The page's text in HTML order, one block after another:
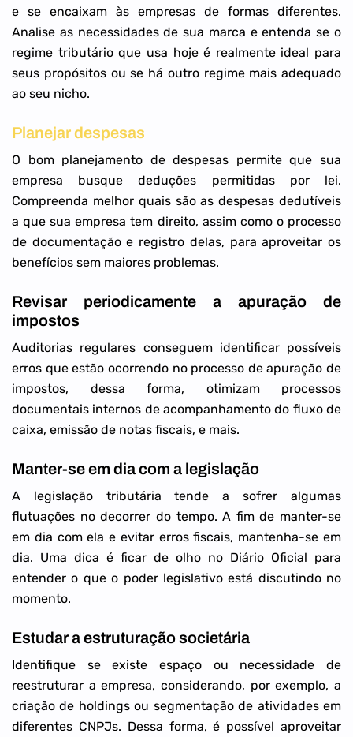
e se encaixam às empresas de formas diferentes.
Analise as necessidades de sua marca e entenda se o
regime tributário que usa hoje é realmente ideal para
seus propósitos ou se há outro regime mais adequado
ao seu nicho.
Planejar despesas
O bom planejamento de despesas permite que sua
empresa busque deduções permitidas por lei.
Compreenda melhor quais são as despesas dedutíveis
a que sua empresa tem direito, assim como o processo
de documentação e registro delas, para aproveitar os
benefícios sem maiores problemas.
Revisar periodicamente a apuração de
impostos
Auditorias regulares conseguem identificar possíveis
erros que estão ocorrendo no processo de apuração de
impostos, dessa forma, otimizam processos
documentais internos de acompanhamento do fluxo de
caixa, emissão de notas fiscais, e mais.
Manter-se em dia com a legislação
A legislação tributária tende a sofrer algumas
flutuações no decorrer do tempo. A fim de manter-se
em dia com ela e evitar erros fiscais, mantenha-se em
dia. Uma dica é ficar de olho no Diário Oficial para
entender o que o poder legislativo está discutindo no
momento.
Estudar a estruturação societária
Identifique se existe espaço ou necessidade de
reestruturar a empresa, considerando, por exemplo, a
criação de holdings ou segmentação de atividades em
diferentes CNPJs. Dessa forma, é possível aproveitar